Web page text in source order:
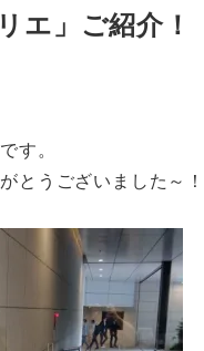
エ」ご紹介！
す。
とうございました～！